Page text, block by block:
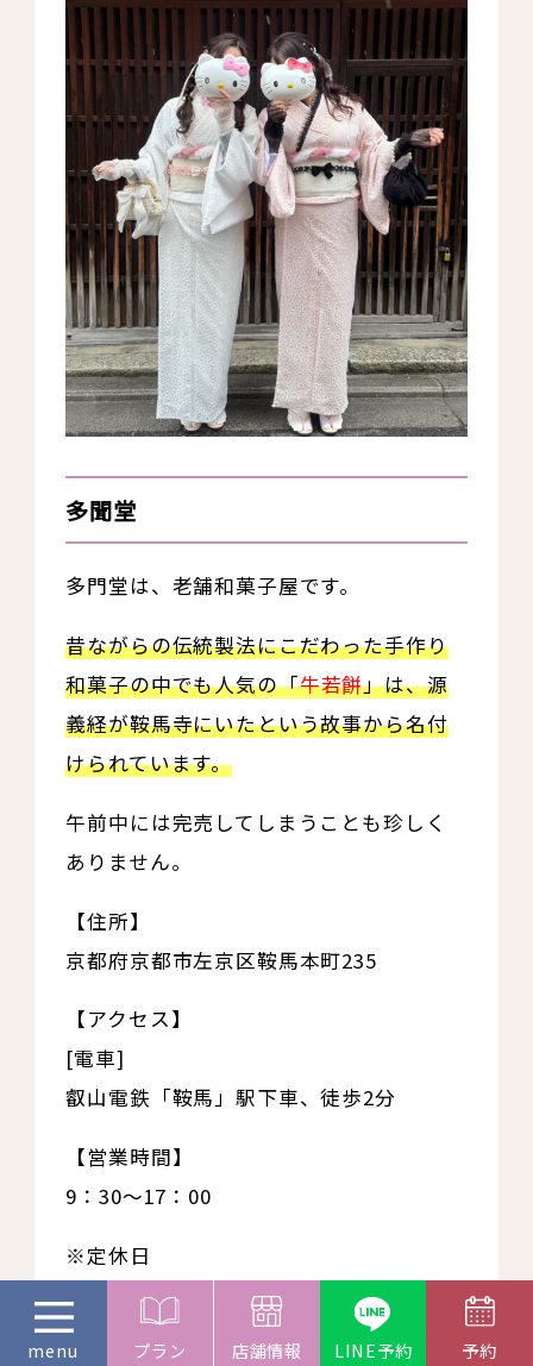
多聞堂
多門堂は、老舗和菓子屋です。
昔ながらの伝統製法にこだわった手作り
和菓子の中でも人気の「牛若餅」は、源
義経が鞍馬寺にいたという故事から名付
けられています。
午前中には完売してしまうことも珍しく
ありません。
【住所】
京都府京都市左京区鞍馬本町235
【アクセス】
[電車]
叡山電鉄「鞍馬」駅下車、徒歩2分
【営業時間】
9：30～17：00
※定休日
（5～11月は第一水曜日営業）
プラン 店舗情報 LINE予約 予約